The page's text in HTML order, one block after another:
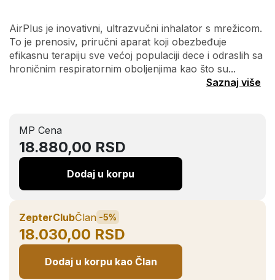
AirPlus je inovativni, ultrazvučni inhalator s mrežicom.
To je prenosiv, priručni aparat koji obezbeđuje
efikasnu terapiju sve većoj populaciji dece i odraslih sa
hroničnim respiratornim oboljenjima kao što su...
Saznaj više
MP Cena
18.880,00 RSD
Dodaj u korpu
ZepterClubČlan -5%
18.030,00 RSD
Dodaj u korpu kao Član